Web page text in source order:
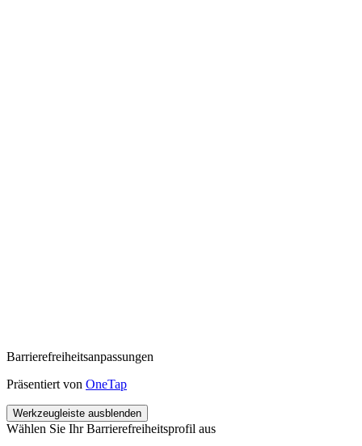
Barrierefreiheitsanpassungen
Präsentiert von OneTap
Werkzeugleiste ausblenden
Wählen Sie Ihr Barrierefreiheitsprofil aus